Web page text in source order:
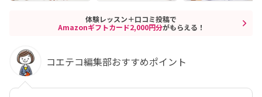
体験レッスン＋口コミ投稿で
Amazonギフトカード2,000円分がもらえる！
コエテコ編集部おすすめポイント